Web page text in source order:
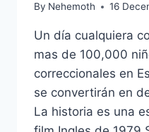
By Nehemoth 16
Un día cualquiera
mas de 100,000
correccionales en
se convertirán en
La historia es una